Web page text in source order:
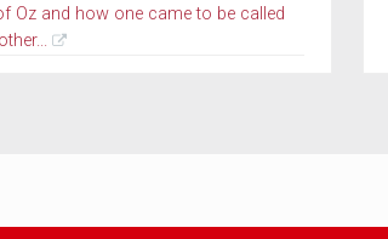
Oz and how one came to be called